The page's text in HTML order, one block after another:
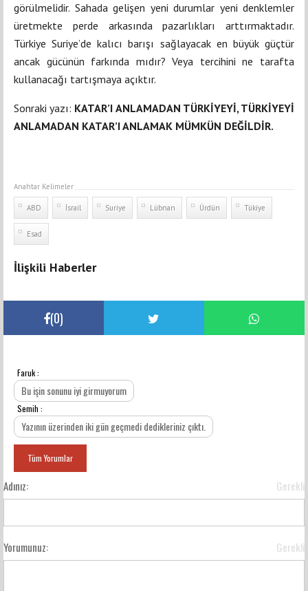
görülmelidir. Sahada gelişen yeni durumlar yeni denklemler
üretmekte perde arkasında pazarlıkları arttırmaktadır.
Türkiye Suriye’de kalıcı barışı sağlayacak en büyük güçtür
ancak gücünün farkında mıdır? Veya tercihini ne tarafta
kullanacağı tartışmaya açıktır.
Sonraki yazı: KATAR’I ANLAMADAN TÜRKİYEYİ, TÜRKİYEYİ
ANLAMADAN KATAR’I ANLAMAK MÜMKÜN DEĞİLDİR.
Anahtar Kelimeler
ABD İsrail Suriye Lübnan Ürdün Tükiye
Esad
İlişkili Haberler
(0)
YORUMLAR
Faruk :
Bu işin sonunu iyi girmuyorum
Semih :
Yazının üzerinden iki gün geçmedi dedikleriniz çıktı.
Tüm Yorumlar
Adınız: Gerekli
Yorumunuz: Gerekli